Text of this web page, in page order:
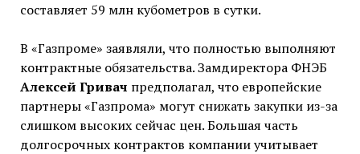
составляет 59 млн кубометров в сутки.
В «Газпроме» заявляли, что полностью выполняют
контрактные обязательства. Замдиректора ФНЭБ
Алексей Гривач предполагал, что европейские
партнеры «Газпрома» могут снижать закупки из-за
слишком высоких сейчас цен. Большая часть
долгосрочных контрактов компании учитывает